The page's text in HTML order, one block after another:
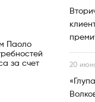
Паоло
за счет
20